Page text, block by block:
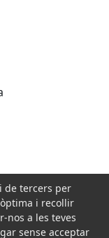
de tercers per
i recollir
nos a les teves
sense acceptar